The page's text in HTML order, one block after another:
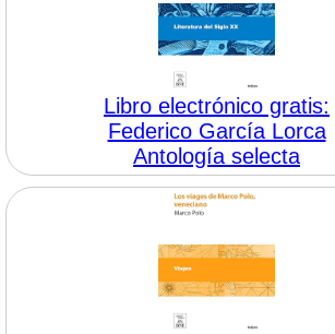
Libro electrónico gratis:
Federico García Lorca
Antología selecta